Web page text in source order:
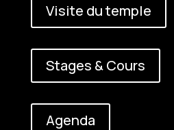
Visite du temple
Stages & Cours
Agenda